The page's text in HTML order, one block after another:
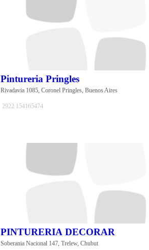
Pintureria Pringles
Rivadavia 1085, Coronel Pringles, Buenos Aires
2922 154165474
PINTURERIA DECORAR
Soberania Nacional 147, Trelew, Chubut